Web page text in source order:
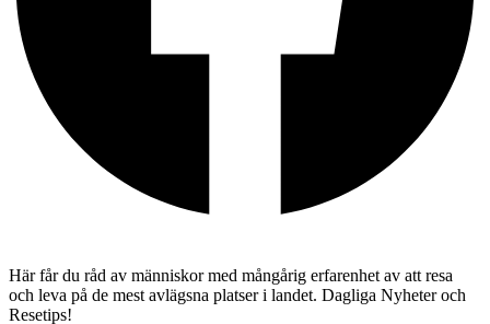
Här får du råd av människor med mångårig erfarenhet av att resa
och leva på de mest avlägsna platser i landet. Dagliga Nyheter och
Resetips!